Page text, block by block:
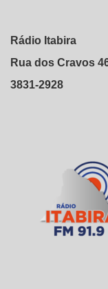
Rádio Itabira
Rua dos Cravos
3831-2928